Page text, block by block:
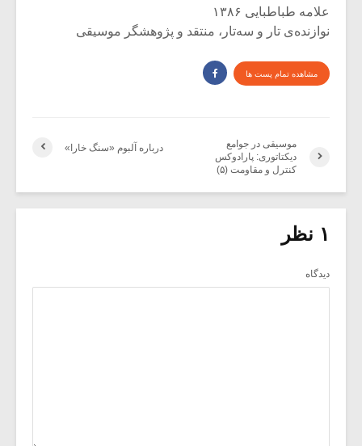
علامه طباطبایی ۱۳۸۶
نوازنده‌ی تار و سه‌تار، منتقد و پژوهشگر موسیقی
مشاهده تمام پست ها
درباره آلبوم «سنگ خارا»
موسیقی در جوامع
دیکتاتوری: پارادوکس
کنترل و مقاومت (۵)
۱ نظر
دیدگاه